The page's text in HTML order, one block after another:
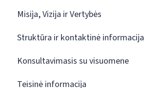
Misija, Vizija ir Vertybės
Struktūra ir kontaktinė informacija
Konsultavimasis su visuomene
Teisinė informacija